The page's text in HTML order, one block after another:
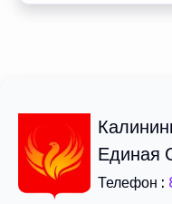
Единая
Телефон :